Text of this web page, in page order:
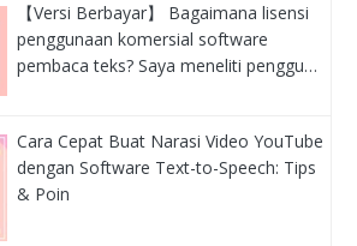
【Versi Berbayar】 Bagaimana lisensi
penggunaan komersial software
pembaca teks? Saya meneliti penggu…
Cara Cepat Buat Narasi Video YouTube
dengan Software Text-to-Speech: Tips
& Poin